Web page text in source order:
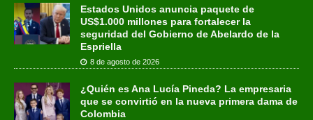
Estados Unidos anuncia paquete de
US$1.000 millones para fortalecer la
seguridad del Gobierno de Abelardo de la
Espriella
8 de agosto de 2026
¿Quién es Ana Lucía Pineda? La empresaria
que se convirtió en la nueva primera dama de
Colombia